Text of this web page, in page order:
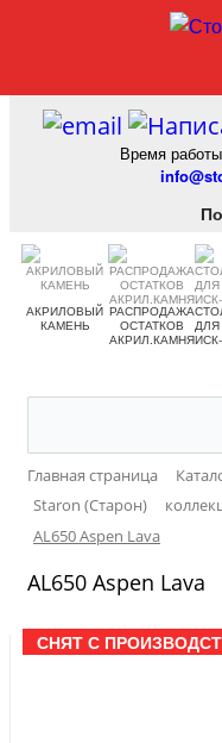
Время
АКРИЛОВЫЙ
КАМЕНЬ
РАСПРОДАЖА
ОСТАТКОВ
АКРИЛ.КАМНЯ
ДЛЯ
Главная страница
Staron (Старон)
AL650 Aspen Lava
AL650 Aspen Lava
СНЯТ С